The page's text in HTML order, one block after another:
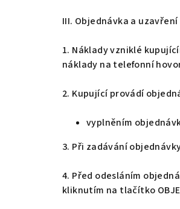
III. Objednávka a
1. Náklady vzniklé
náklady na telefonní
2. Kupující provádí
vyplněním
3. Při zadávání
4. Před odesláním
kliknutím na tlačítko